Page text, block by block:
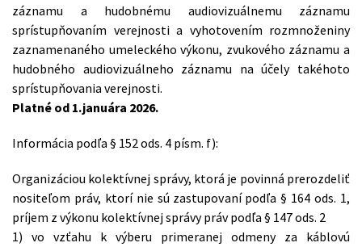
záznamu a hudobnému audiovizuálnemu záznamu
sprístupňovaním verejnosti a vyhotovením rozmnoženiny
zaznamenaného umeleckého výkonu, zvukového záznamu a
hudobného audiovizuálneho záznamu na účely takéhoto
sprístupňovania verejnosti.
Platné od 1.januára 2026.
Informácia podľa § 152 ods. 4 písm. f):
Organizáciou kolektívnej správy, ktorá je povinná prerozdeliť
nositeľom práv, ktorí nie sú zastupovaní podľa § 164 ods. 1,
príjem z výkonu kolektívnej správy práv podľa § 147 ods. 2
1) vo vzťahu k výberu primeranej odmeny za káblovú